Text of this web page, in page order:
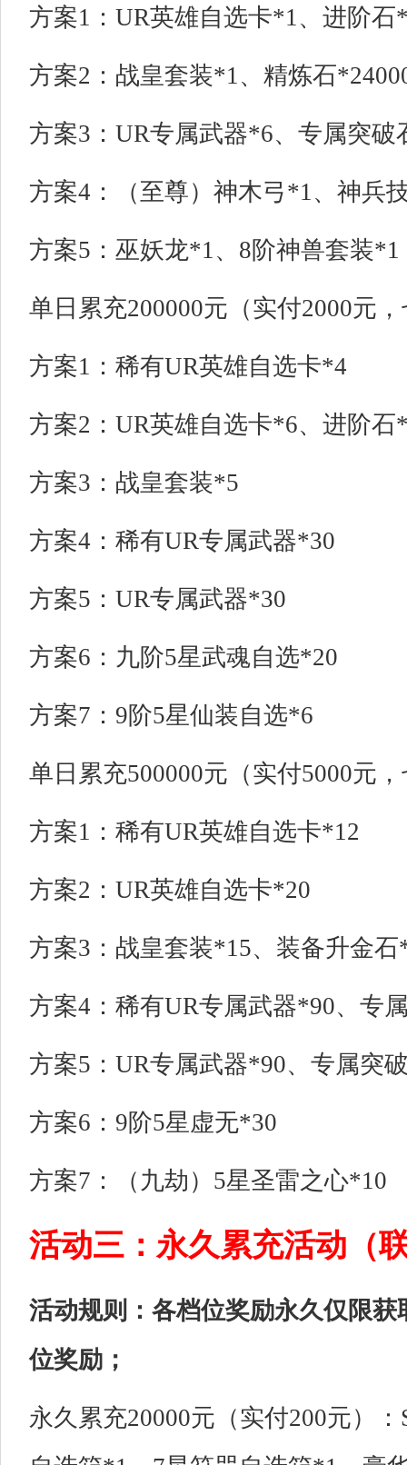
方案1：UR英雄自选卡*1、进阶石
方案2：战皇套装*1、精炼石
方案3：UR专属武器*6、专属突破
方案4：（至尊）神木弓*1、神兵
方案5：巫妖龙*1、8阶神兽套装*1
单日累充200000元（实付2000元
方案1：稀有UR英雄自选卡*4
方案2：UR英雄自选卡*6、进阶石
方案3：战皇套装*5
方案4：稀有UR专属武器*30
方案5：UR专属武器*30
方案6：九阶5星武魂自选*20
方案7：9阶5星仙装自选*6
单日累充500000元（实付5000元
方案1：稀有UR英雄自选卡*12
方案2：UR英雄自选卡*20
方案3：战皇套装*15、装备升金石
方案4：稀有UR专属武器*90、专
方案5：UR专属武器*90、专属突
方案6：9阶5星虚无*30
方案7：（九劫）5星圣雷之心*10
活动三：永久累充活动（
活动规则：各档位奖励永久仅限
位奖励；
永久累充20000元（实付200元）